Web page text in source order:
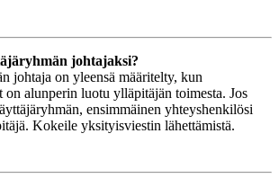
johtajaksi?
johtaja on yleensä määritelty, kun
on alunperin luotu ylläpitäjän toimesta. Jos
ensimmäinen yhteyshenkilösi
Kokeile yksityisviestin lähettämistä.